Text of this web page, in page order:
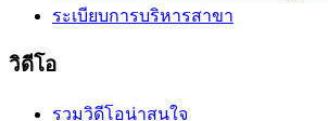
ระเบียบการบริหารสาขา
วิดีโอ
รวมวิดีโอน่าสนใจ